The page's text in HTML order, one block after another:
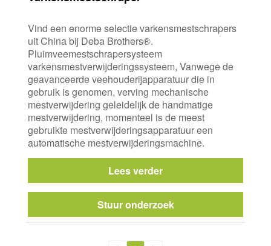
Vind een enorme selectie varkensmestschrapers
uit China bij Deba Brothers®.
Pluimveemestschrapersysteem
varkensmestverwijderingssysteem, Vanwege de
geavanceerde veehouderijapparatuur die in
gebruik is genomen, verving mechanische
mestverwijdering geleidelijk de handmatige
mestverwijdering, momenteel is de meest
gebruikte mestverwijderingsapparatuur een
automatische mestverwijderingsmachine.
Lees verder
Stuur onderzoek